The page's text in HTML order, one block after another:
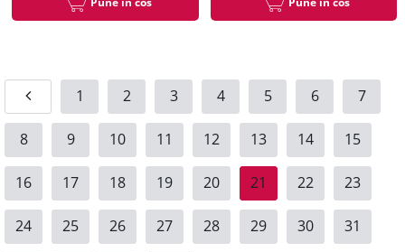
1 2 3 4 5 6 7
8 9 10 11 12 13 14 15
16 17 18 19 20 21 22 23
24 25 26 27 28 29 30 31